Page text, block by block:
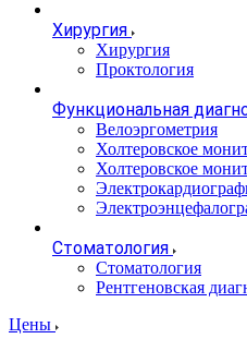
Хирургия
Хирургия
Проктология
Функциональная
Велоэргометрия
Холтеровское
Холтеровское
Стоматология
Стоматология
Рентгеновская
Цены